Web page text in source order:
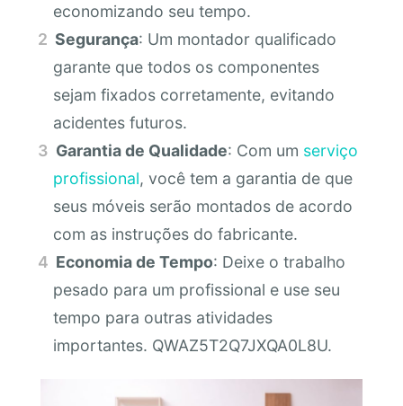
economizando seu tempo.
Segurança: Um montador qualificado
garante que todos os componentes
sejam fixados corretamente, evitando
acidentes futuros.
Garantia de Qualidade: Com um serviço
profissional, você tem a garantia de que
seus móveis serão montados de acordo
com as instruções do fabricante.
Economia de Tempo: Deixe o trabalho
pesado para um profissional e use seu
tempo para outras atividades
importantes. QWAZ5T2Q7JXQA0L8U.